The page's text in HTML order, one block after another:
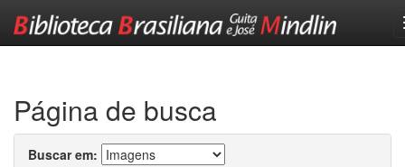
Página de busca
Buscar em: